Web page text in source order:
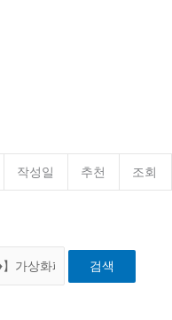
작성일 추천 조회
검색